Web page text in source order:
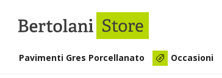
Pavimenti Gres Porcellanato Occasioni